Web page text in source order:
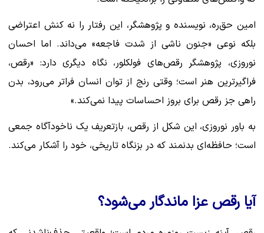
امین حق‌ره، نویسنده و پژوهشگر، این رفتار را نه کنش اعتراضی
بلکه نوعی «جنون ناشی از شدت فاجعه» می‌داند. اما احسان
نوروزی، پژوهشگر رقص‌های فولکلور، نگاه دیگری دارد: «رقص،
فراگیرترین هنر است؛ وقتی رنج از توان انسان فراتر می‌رود، بدن
راهی جز رقص برای بروز احساسات پیدا نمی‌کند.»
به باور نوروزی، این شکل از رقص، بازتعریف یک ناخودآگاه جمعی
است؛ حافظه‌ای بدنمند که در بزنگاه تاریخی، خود را آشکار می‌کند.
آیا رقص عزا ماندگار می‌شود؟